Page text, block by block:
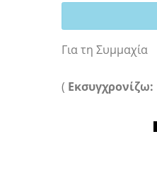
Για τη Συμμαχία
( Εκσυγχρονίζω: